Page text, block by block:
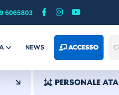
6065803
NEWS ACCESSO
PERSONALE ATA